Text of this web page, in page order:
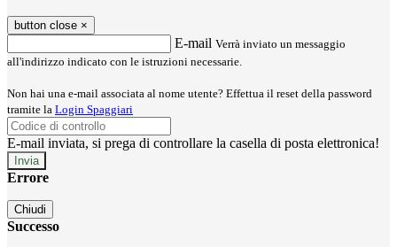
button close ×
E-mail Verrà inviato un messaggio
all'indirizzo indicato con le istruzioni necessarie.
Non hai una e-mail associata al nome utente? Effettua il reset della password
tramite la Login Spaggiari
E-mail inviata, si prega di controllare la casella di posta elettronica!
Errore
Chiudi
Successo